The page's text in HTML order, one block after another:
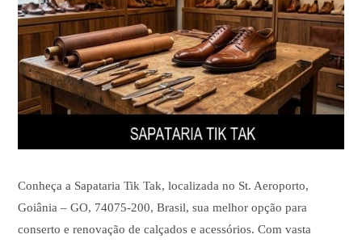
Conheça a Sapataria Tik Tak, localizada no St. Aeroporto,
Goiânia – GO, 74075-200, Brasil, sua melhor opção para
conserto e renovação de calçados e acessórios. Com vasta